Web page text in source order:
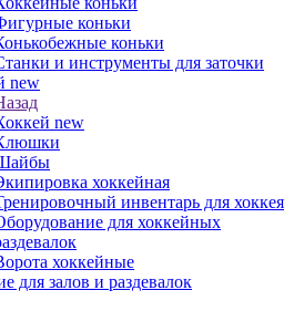
коньки
коньки
и инструменты для заточки
new
new
хоккейная
инвентарь для хоккея
для хоккейных
хоккейные
для залов и раздевалок